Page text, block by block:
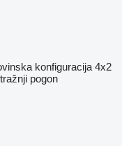
konfiguracija 4x2
pogon